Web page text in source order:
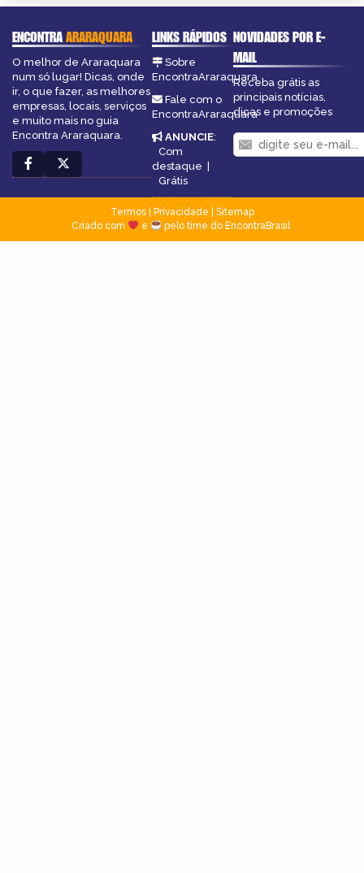
ENCONTRAARARAQUARA
O melhor de Araraquara
num só lugar! Dicas, onde
ir, o que fazer, as melhores
empresas, locais, serviços
e muito mais no guia
Encontra Araraquara.
LINKS RÁPIDOS
Sobre
EncontraAraraquara
Fale com o
EncontraAraraquara
ANUNCIE:
Com
destaque |
Grátis
NOVIDADES POR E-
MAIL
Receba grátis as
principais notícias,
dicas e promoções
Termos| Privacidade
Sitemap
Criado com
e pelo time do EncontraBrasil